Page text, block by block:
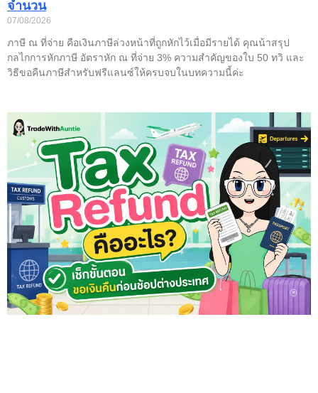
จำนวน
07/08/2026
ภาษี ณ ที่จ่าย คือเงินภาษีล่วงหน้าที่ถูกหักไว้เมื่อมีรายได้ คุณน้าสรุป
กลไกการหักภาษี อัตราหัก ณ ที่จ่าย 3% ความสำคัญของใบ 50 ทวิ และ
วิธีขอคืนภาษีสำหรับฟรีแลนซ์ให้ครบจบในบทความนี้ค่ะ